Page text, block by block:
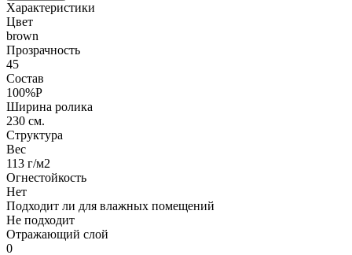
Характеристики
Цвет
brown
Прозрачность
45
Состав
100%P
Ширина ролика
230 см.
Структура
Вес
113 г/м2
Огнестойкость
Нет
Подходит ли для влажных помещений
Не подходит
Отражающий слой
0